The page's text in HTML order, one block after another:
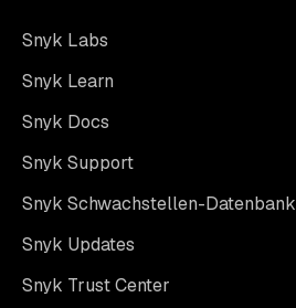
Snyk Labs
Snyk Learn
Snyk Docs
Snyk Support
Snyk Schwachstellen-Datenbank
Snyk Updates
Snyk Trust Center